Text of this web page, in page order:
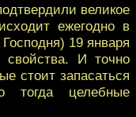
великое
ежегодно в
19 января
И точно
стоит запасаться
тогда целебные